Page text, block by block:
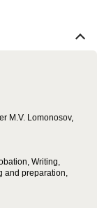
M.V. Lomonosov,
Writing,
and preparation,